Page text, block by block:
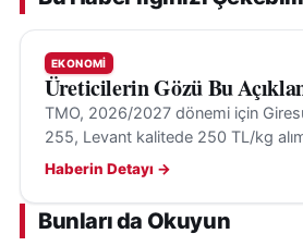
EKONOMI
Üreticilerin Gözü Bu
TMO, 2026/2027 dönemi için
255, Levant kalitede 250 TL/kg alım
Alımlar 24 Ağustos'ta randevulu
Haberin Detayı →
Bunları da Okuyun